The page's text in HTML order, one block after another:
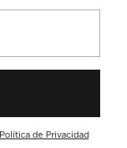
Política de Privacidad